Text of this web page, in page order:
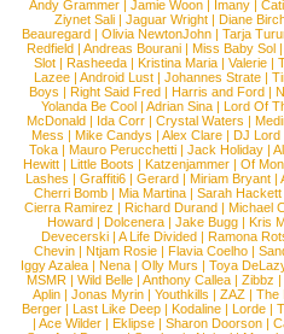
Andy Grammer |Jamie Woon | Imany |
Ziynet Sali |Jaguar Wright |Diane
Beauregard |Olivia NewtonJohn |Tarja
Redfield | Andreas Bourani | Miss Baby Sol
Slot | Rasheeda | Kristina Maria | Valerie |
Lazee | Android Lust | Johannes Strate |
Boys | Right Said Fred | Harris and Ford |
Yolanda Be Cool |Adrian Sina |Lord Of
McDonald | Ida Corr |Crystal Waters |
Mess | Mike Candys | Alex Clare | DJ Lord
Toka | Mauro Perucchetti | Jack Holiday |
Hewitt |Little Boots |Katzenjammer |Of
Lashes |Graffiti6 |Gerard |Miriam Bryant |
Cherri Bomb | Mia Martina | Sarah Hackett
Cierra Ramirez | Richard Durand | Michael
Howard |Dolcenera |Jake Bugg |Kris
Devecerski |A Life Divided |Ramona
Chevin |Ntjam Rosie |Flavia Coelho |
Iggy Azalea | Nena | Olly Murs | Toya
MSMR |Wild Belle |Anthony Callea |Zibbz
Aplin | Jonas Myrin | Youthkills | ZAZ | The
Berger |Last Like Deep |Kodaline |Lorde |
|Ace Wilder |Eklipse |Sharon Doorson |